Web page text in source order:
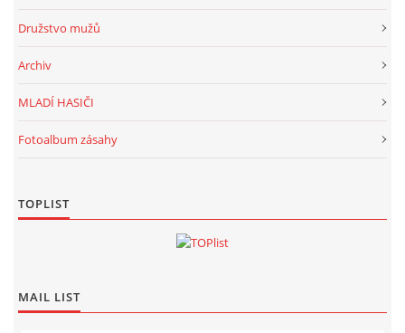
Družstvo mužů
Archiv
MLADÍ HASIČI
Fotoalbum zásahy
TOPLIST
MAIL LIST